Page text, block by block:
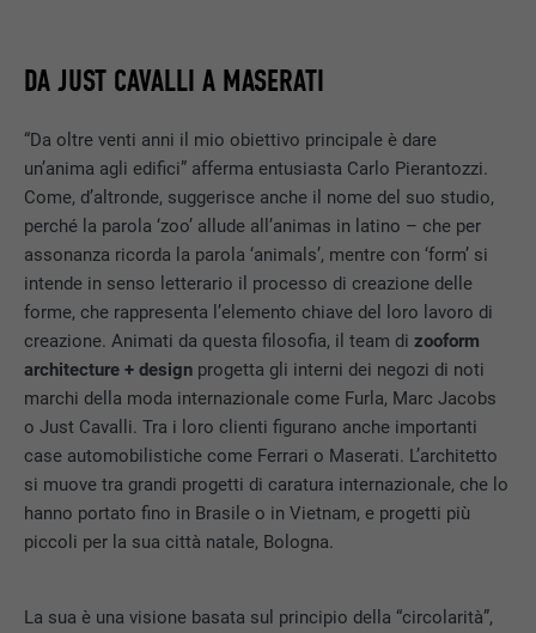
DA JUST CAVALLI A MASERATI
“Da oltre venti anni il mio obiettivo principale è dare
un’anima agli edifici” afferma entusiasta Carlo Pierantozzi.
Come, d’altronde, suggerisce anche il nome del suo studio,
perché la parola ‘zoo’ allude all’animas in latino – che per
assonanza ricorda la parola ‘animals’, mentre con ‘form’ si
intende in senso letterario il processo di creazione delle
forme, che rappresenta l’elemento chiave del loro lavoro di
creazione. Animati da questa filosofia, il team dizooform
architecture + design progetta gli interni dei negozi di noti
marchi della moda internazionale come Furla, Marc Jacobs
o Just Cavalli. Tra i loro clienti figurano anche importanti
case automobilistiche come Ferrari o Maserati. L’architetto
si muove tra grandi progetti di caratura internazionale, che lo
hanno portato fino in Brasile o in Vietnam, e progetti più
piccoli per la sua città natale, Bologna.
La sua è una visione basata sul principio della “circolarità”,